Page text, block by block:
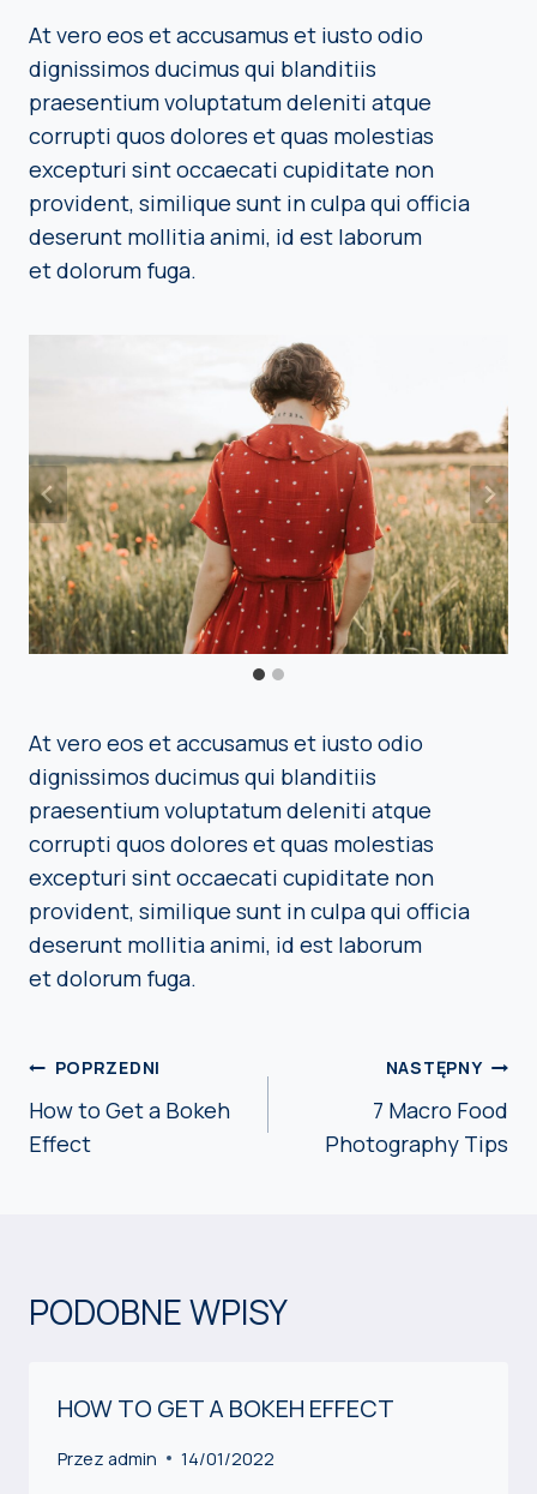
At vero eos et accusamus et iusto odio
dignissimos ducimus qui blanditiis
praesentium voluptatum deleniti atque
corrupti quos dolores et quas molestias
excepturi sint occaecati cupiditate non
provident, similique sunt in culpa qui officia
deserunt mollitia animi, id est laborum
et dolorum fuga.
At vero eos et accusamus et iusto odio
dignissimos ducimus qui blanditiis
praesentium voluptatum deleniti atque
corrupti quos dolores et quas molestias
excepturi sint occaecati cupiditate non
provident, similique sunt in culpa qui officia
deserunt mollitia animi, id est laborum
et dolorum fuga.
NAWIGACJA
WPISU
POPRZEDNI
How to Get a Bokeh
Effect
NASTĘPNY
7 Macro Food
Photography Tips
PODOBNE WPISY
HOW TO GET A BOKEH EFFECT
Przez admin 14/01/2022